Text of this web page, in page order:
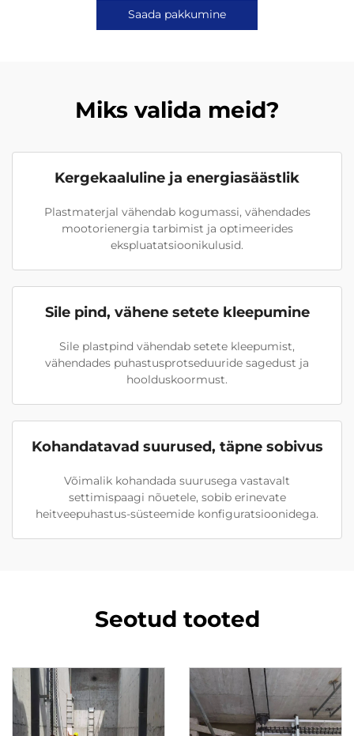
Saada pakkumine
Miks valida meid?
Kergekaaluline ja energiasäästlik
Plastmaterjal vähendab kogumassi, vähendades
mootorienergia tarbimist ja optimeerides
ekspluatatsioonikulusid.
Sile pind, vähene setete kleepumine
Sile plastpind vähendab setete kleepumist,
vähendades puhastusprotseduuride sagedust ja
hoolduskoormust.
Kohandatavad suurused, täpne sobivus
Võimalik kohandada suurusega vastavalt
settimispaagi nõuetele, sobib erinevate
heitveepuhastus-süsteemide konfiguratsioonidega.
Seotud tooted